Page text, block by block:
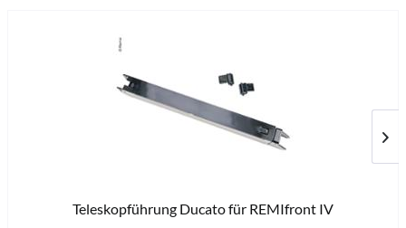
Teleskopführung Ducato für REMIfront IV